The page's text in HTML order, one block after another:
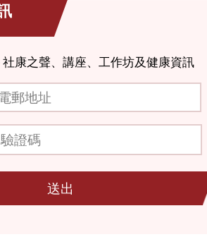
康之聲、講座、工作坊及健康資訊
送出